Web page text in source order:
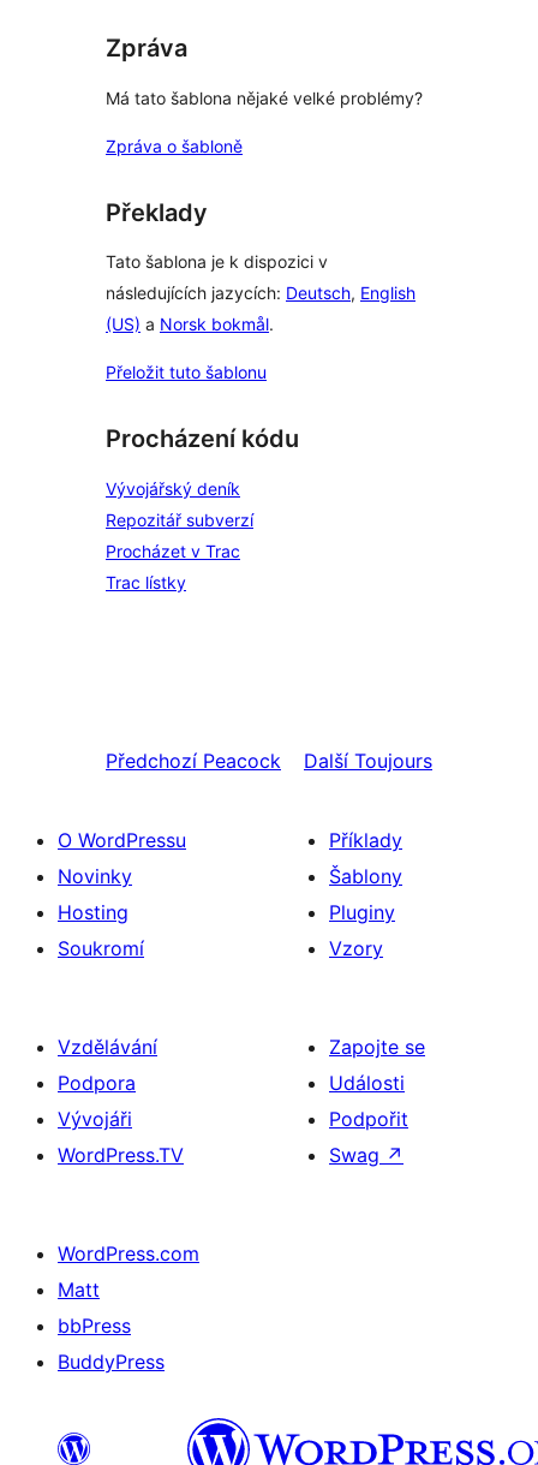
Zpráva
Má tato šablona nějaké velké problémy?
Zpráva o šabloně
Překlady
Tato šablona je k dispozici v
následujících jazycích: Deutsch, English
(US) a Norsk bokmål.
Přeložit tuto šablonu
Procházení kódu
Vývojářský deník
Repozitář subverzí
Procházet v Trac
Trac lístky
Předchozí Peacock Další Toujours
O WordPressu
Novinky
Hosting
Soukromí
Příklady
Šablony
Pluginy
Vzory
Vzdělávání
Podpora
Vývojáři
WordPress.TV
Zapojte se
Události
Podpořit
Swag ↗
WordPress.com
Matt
bbPress
BuddyPress